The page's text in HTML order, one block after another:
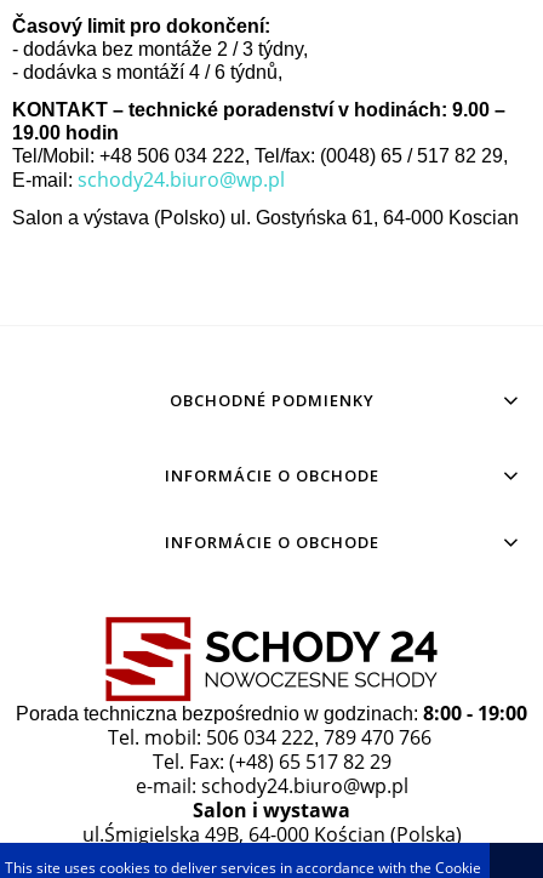
This site uses cookies to deliver services in accordance with the Cookie
Časový limit pro dokončení:
- dodávka bez montáže 2 / 3 týdny,
- dodávka s montáží 4 / 6 týdnů,
KONTAKT – technické poradenství v hodinách: 9.00 –
19.00 hodin
Tel/Mobil: +48 506 034 222, Tel/fax: (0048) 65 / 517 82 29,
E-mail: schody24.biuro@wp.pl
Salon a výstava (Polsko) ul. Gostyńska 61, 64-000 Koscian
OBCHODNÉ PODMIENKY
INFORMÁCIE O OBCHODE
INFORMÁCIE O OBCHODE
Porada techniczna bezpośrednio w godzinach: 8:00 - 19:00
Tel. mobil: 506 034 222, 789 470 766
Tel. Fax: (+48) 65 517 82 29
e-mail: schody24.biuro@wp.pl
Salon i wystawa
ul.Śmigielska 49B, 64-000 Kościan (Polska)